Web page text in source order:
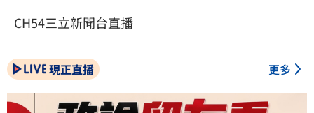
CH54三立新聞台直播
現正直播 更多